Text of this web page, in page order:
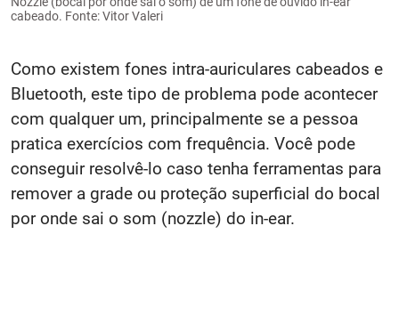
cabeado. Fonte: Vitor Valeri
Como existem fones intra-auriculares cabeados e
Bluetooth, este tipo de problema pode acontecer
com qualquer um, principalmente se a pessoa
pratica exercícios com frequência. Você pode
conseguir resolvê-lo caso tenha ferramentas para
remover a grade ou proteção superficial do bocal
por onde sai o som (nozzle) do in-ear.